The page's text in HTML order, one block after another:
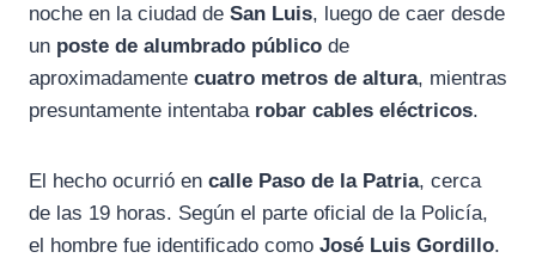
e
b
e
g
t
s
noche en la ciudad de San Luis, luego de caer desde
un poste de alumbrado público de
aproximadamente cuatro metros de altura, mientras
presuntamente intentaba robar cables eléctricos.
El hecho ocurrió en calle Paso de la Patria, cerca
de las 19 horas. Según el parte oficial de la Policía,
el hombre fue identificado como José Luis Gordillo.